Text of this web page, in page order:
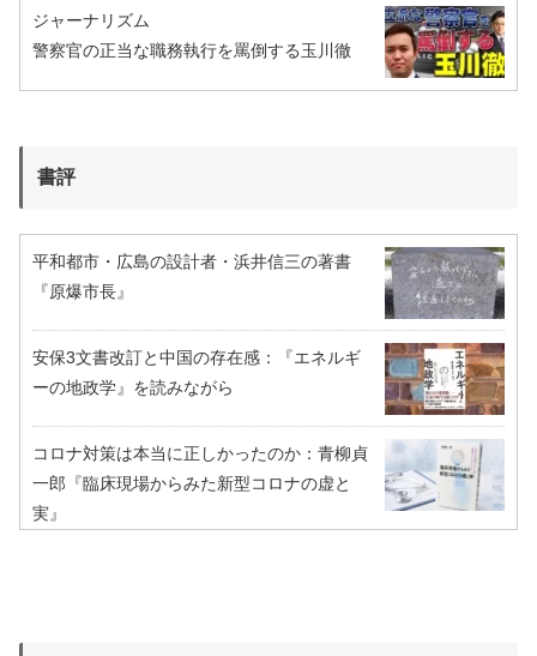
ジャーナリズム
警察官の正当な職務執行を罵倒する玉川徹
書評
平和都市・広島の設計者・浜井信三の著書
『原爆市長』
安保3文書改訂と中国の存在感：『エネルギ
ーの地政学』を読みながら
コロナ対策は本当に正しかったのか：青柳貞
一郎『臨床現場からみた新型コロナの虚と
実』